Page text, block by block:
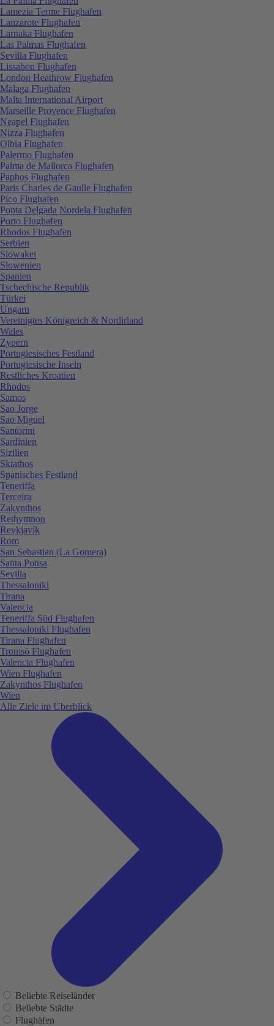
Lamezia Terme Flughafen
Lanzarote Flughafen
Larnaka Flughafen
Las Palmas Flughafen
Sevilla Flughafen
Lissabon Flughafen
London Heathrow Flughafen
Malaga Flughafen
Malta International Airport
Marseille Provence Flughafen
Neapel Flughafen
Nizza Flughafen
Olbia Flughafen
Palermo Flughafen
Palma de Mallorca Flughafen
Paphos Flughafen
Paris Charles de Gaulle Flughafen
Pico Flughafen
Ponta Delgada Nordela Flughafen
Porto Flughafen
Rhodos Flughafen
Serbien
Slowakei
Slowenien
Spanien
Tschechische Republik
Türkei
Ungarn
Vereinigtes Königreich & Nordirland
Wales
Zypern
Portugiesisches Festland
Portugiesische Inseln
Restliches Kroatien
Rhodos
Samos
Sao Jorge
Sao Miguel
Santorini
Sardinien
Sizilien
Skiathos
Spanisches Festland
Teneriffa
Terceira
Zakynthos
Rethymnon
Reykjavík
Rom
San Sebastian (La Gomera)
Santa Ponsa
Sevilla
Thessaloniki
Tirana
Valencia
Teneriffa Süd Flughafen
Thessaloniki Flughafen
Tirana Flughafen
Tromsö Flughafen
Valencia Flughafen
Wien Flughafen
Zakynthos Flughafen
Wien
Alle Ziele im Überblick
Beliebte Reiseländer
Beliebte Städte
Flughäfen